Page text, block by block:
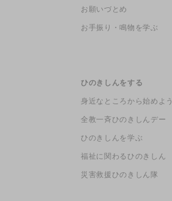
お願いづとめ
お手振り・鳴物を学ぶ
ひのきしんをする
身近なところから始めよう
全教一斉ひのきしんデー
ひのきしんを学ぶ
福祉に関わるひのきしん
災害救援ひのきしん隊